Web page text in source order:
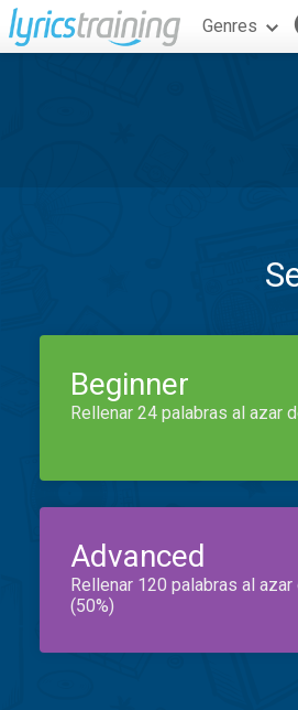
Genres
Beginner
Rellenar 24 palabras al azar
Advanced
Rellenar 120 palabras al azar
(50%)